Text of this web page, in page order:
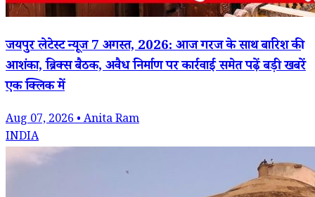
जयपुर लेटेस्ट न्यूज 7 अगस्त, 2026: आज गरज के साथ बारिश की
आशंका, ब्रिक्स बैठक, अवैध निर्माण पर कार्रवाई समेत पढ़ें बड़ी खबरें
एक क्लिक में
Aug 07, 2026 • Anita Ram
INDIA